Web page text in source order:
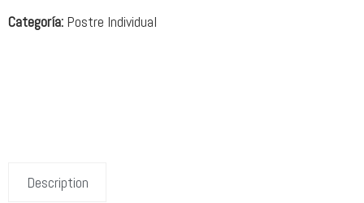
Categoría: Postre Individual
Description